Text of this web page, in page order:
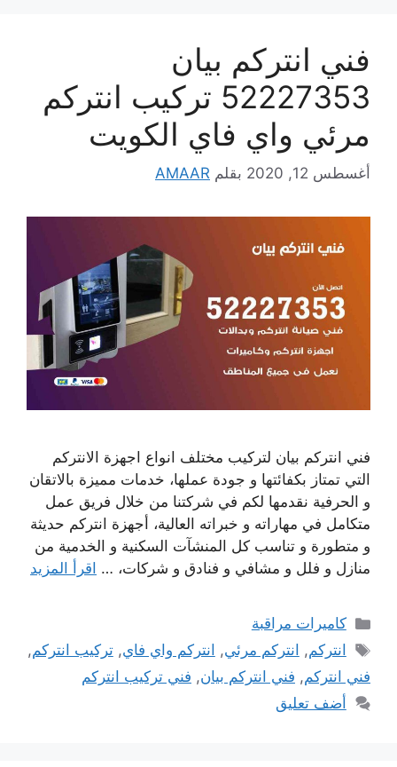
فني انتركم بيان
52227353 تركيب انتركم
مرئي واي فاي الكويت
أغسطس 12, 2020 بقلم AMAAR
فني انتركم بيان لتركيب مختلف انواع اجهزة الانتركم
التي تمتاز بكفائتها و جودة عملها، خدمات مميزة بالاتقان
و الحرفية نقدمها لكم في شركتنا من خلال فريق عمل
متكامل في مهاراته و خبراته العالية، أجهزة انتركم حديثة
و متطورة و تناسب كل المنشآت السكنية و الخدمية من
منازل و فلل و مشافي و فنادق و شركات، … اقرأ المزيد
التصنيفات
كاميرات مراقبة
الوسوم
انتركم, انتركم مرئي, انتركم واي فاي,تركيب انتركم,
فني انتركم, فني انتركم بيان, فني تركيب انتركم
أضف تعليق